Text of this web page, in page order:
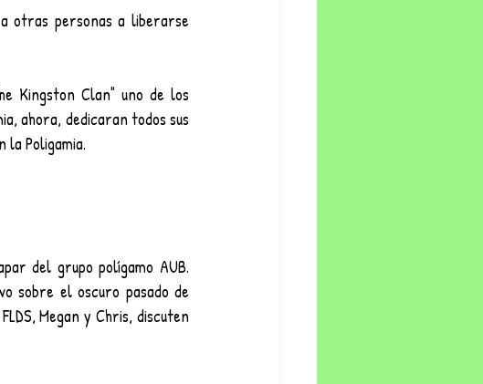
otras personas a liberarse
Kingston Clan" uno de los
ahora, dedicaran todos sus
Poligamia.
del grupo polígamo AUB.
sobre el oscuro pasado de
Megan y Chris, discuten